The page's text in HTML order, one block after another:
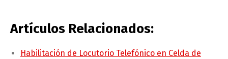
Artículos Relacionados:
Habilitación de Locutorio Telefónico en Celda de